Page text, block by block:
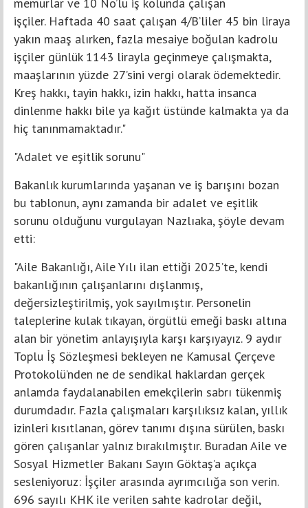
işçiler. Haftada 40 saat çalışan 4/B’liler 45 bin liraya
yakın maaş alırken, fazla mesaiye boğulan kadrolu
işçiler günlük 1143 lirayla geçinmeye çalışmakta,
maaşlarının yüzde 27’sini vergi olarak ödemektedir.
Kreş hakkı, tayin hakkı, izin hakkı, hatta insanca
dinlenme hakkı bile ya kağıt üstünde kalmakta ya da
hiç tanınmamaktadır."
"Adalet ve eşitlik sorunu"
Bakanlık kurumlarında yaşanan ve iş barışını bozan
bu tablonun, aynı zamanda bir adalet ve eşitlik
sorunu olduğunu vurgulayan Nazlıaka, şöyle devam
etti:
"Aile Bakanlığı, Aile Yılı ilan ettiği 2025’te, kendi
bakanlığının çalışanlarını dışlanmış,
değersizleştirilmiş, yok sayılmıştır. Personelin
taleplerine kulak tıkayan, örgütlü emeği baskı altına
alan bir yönetim anlayışıyla karşı karşıyayız. 9 aydır
Toplu İş Sözleşmesi bekleyen ne Kamusal Çerçeve
Protokolü’nden ne de sendikal haklardan gerçek
anlamda faydalanabilen emekçilerin sabrı tükenmiş
durumdadır. Fazla çalışmaları karşılıksız kalan, yıllık
izinleri kısıtlanan, görev tanımı dışına sürülen, baskı
gören çalışanlar yalnız bırakılmıştır. Buradan Aile ve
Sosyal Hizmetler Bakanı Sayın Göktaş’a açıkça
sesleniyoruz: İşçiler arasında ayrımcılığa son verin.
696 sayılı KHK ile verilen sahte kadrolar değil,